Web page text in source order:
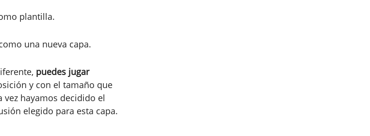
plantilla.
una nueva capa.
puedes jugar
y con el tamaño que
hayamos decidido el
elegido para esta capa.